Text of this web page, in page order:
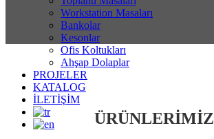
Workstation Masaları
Bankolar
Kesonlar
Ofis Koltukları
Ahşap Dolaplar
PROJELER
KATALOG
İLETİŞİM
ÜRÜNLERİMİZ